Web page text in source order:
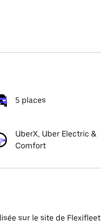
5 places
UberX, Uber Electric &
Comfort
sur le site de Flexifleet